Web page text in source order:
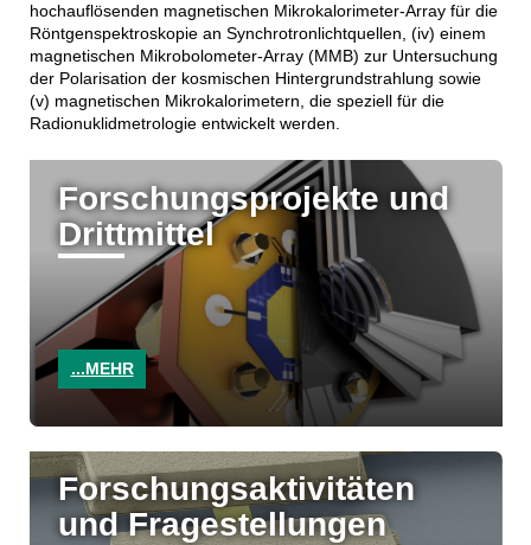
hochauflösenden magnetischen Mikrokalorimeter-Array für die
Röntgenspektroskopie an Synchrotronlichtquellen, (iv) einem
magnetischen Mikrobolometer-Array (MMB) zur Untersuchung
der Polarisation der kosmischen Hintergrundstrahlung sowie
(v) magnetischen Mikrokalorimetern, die speziell für die
Radionuklidmetrologie entwickelt werden.
Forschungsprojekte und
Drittmittel
...MEHR
Forschungsaktivitäten
und Fragestellungen